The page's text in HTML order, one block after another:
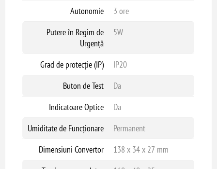
Autonomie
3 ore
Putere în Regim de
Urgență
5W
Grad de protecție (IP)
IP20
Buton de Test
Da
Indicatoare Optice
Da
Umiditate de Funcționare
Permanent
Dimensiuni Convertor
138 x 34 x 27 mm